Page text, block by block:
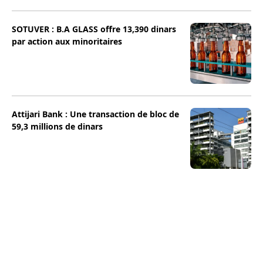
SOTUVER : B.A GLASS offre 13,390 dinars
par action aux minoritaires
Attijari Bank : Une transaction de bloc de
59,3 millions de dinars